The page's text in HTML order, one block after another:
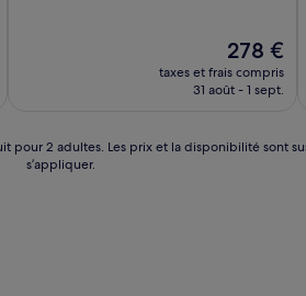
Le
nouveau
prix
278 €
278 €
taxes et frais compris
31 août - 1 sept.
pour 2 adultes. Les prix et la disponibilité
s’appliquer.